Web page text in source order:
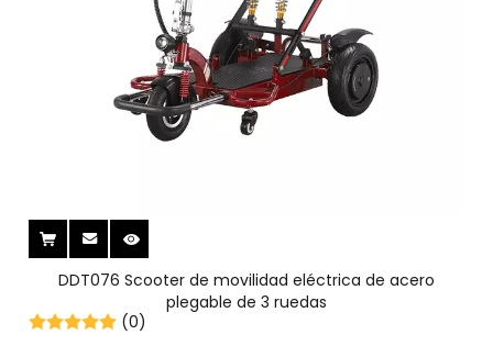
DDT076 Scooter de movilidad eléctrica de acero
plegable de 3 ruedas
(0)